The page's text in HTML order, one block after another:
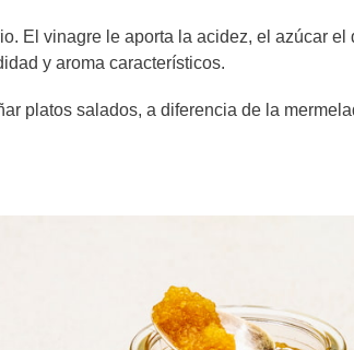
El vinagre le aporta la acidez, el azúcar
y aroma característicos.
platos salados, a diferencia de la